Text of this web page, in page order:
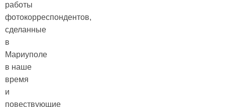
работы
фотокорреспондентов,
сделанные
в
Мариуполе
в наше
время
и
повествующие